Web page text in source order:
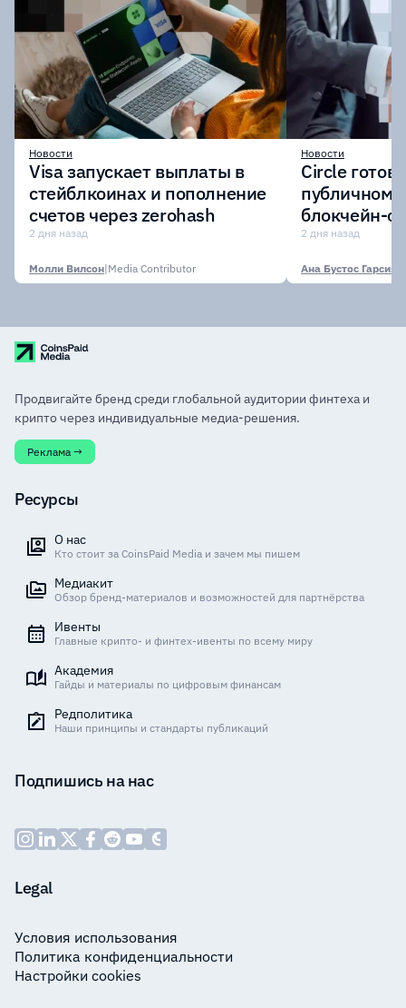
Новости
Visa запускает выплаты в
стейблкоинах и пополнение
счетов через zerohash
2 дня назад
Молли Вилсон|Media Contributor
Новости
Circle
публичному
блокчейн-
участии
2 дня назад
Ана Бустос Гарсия
Продвигайте бренд среди глобальной аудитории финтеха и
крипто через индивидуальные медиа-решения.
Реклама →
Ресурсы
О нас
Кто стоит за CoinsPaid Media и зачем мы пишем
Медиакит
Обзор бренд-материалов и возможностей для партнёрства
Ивенты
Главные крипто- и финтех-ивенты по всему миру
Академия
Гайды и материалы по цифровым финансам
Редполитика
Наши принципы и стандарты публикаций
Подпишись на нас
Legal
Условия использования
Политика конфиденциальности
Настройки cookies